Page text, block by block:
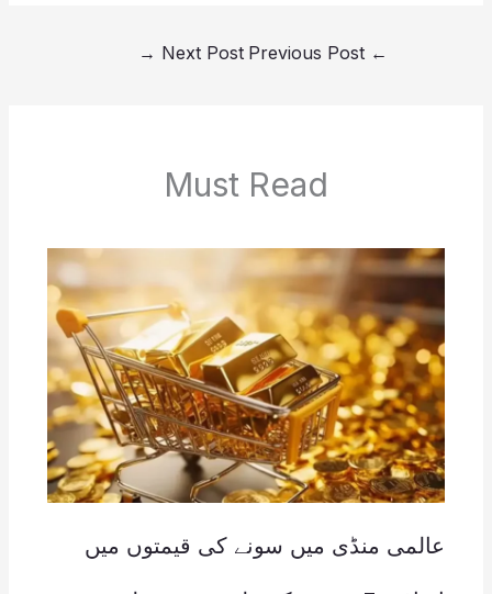
←
Next Post
→
Must Read
عالمی منڈی میں سونے کی قیمتوں میں